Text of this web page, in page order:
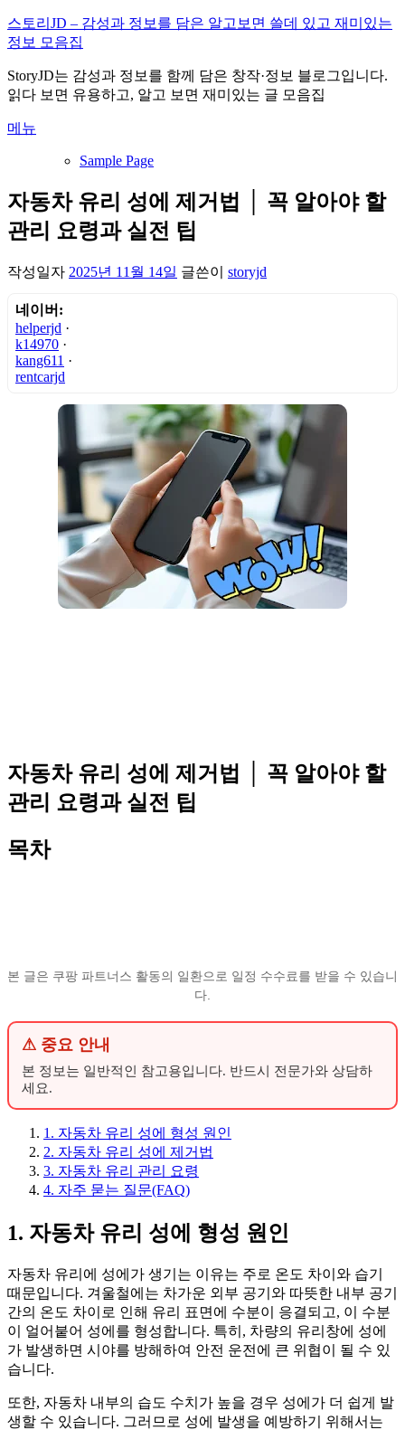
내
용
로
바
가
스토리JD – 감성과 정보를 담은 알고보면 쓸데 있고 재미있는
정보 모음집
StoryJD는 감성과 정보를 함께 담은 창작·정보 블로그입니다.
읽다 보면 유용하고, 알고 보면 재미있는 글 모음집
메뉴
Sample Page
자동차 유리 성에 제거법 │ 꼭 알아야 할
관리 요령과 실전 팁
작성일자 2025년 11월 14일 글쓴이 storyjd
네이버:
helperjd ·
k14970 ·
kang611 ·
rentcarjd
자동차 유리 성에 제거법 │ 꼭 알아야 할
관리 요령과 실전 팁
목차
본 글은 쿠팡 파트너스 활동의 일환으로 일정 수수료를 받을 수 있습니
다.
⚠ 중요 안내
본 정보는 일반적인 참고용입니다. 반드시 전문가와 상담하
세요.
1. 자동차 유리 성에 형성 원인
2. 자동차 유리 성에 제거법
3. 자동차 유리 관리 요령
4. 자주 묻는 질문(FAQ)
1. 자동차 유리 성에 형성 원인
자동차 유리에 성에가 생기는 이유는 주로 온도 차이와 습기
때문입니다. 겨울철에는 차가운 외부 공기와 따뜻한 내부 공기
간의 온도 차이로 인해 유리 표면에 수분이 응결되고, 이 수분
이 얼어붙어 성에를 형성합니다. 특히, 차량의 유리창에 성에
가 발생하면 시야를 방해하여 안전 운전에 큰 위협이 될 수 있
습니다.
또한, 자동차 내부의 습도 수치가 높을 경우 성에가 더 쉽게 발
생할 수 있습니다. 그러므로 성에 발생을 예방하기 위해서는